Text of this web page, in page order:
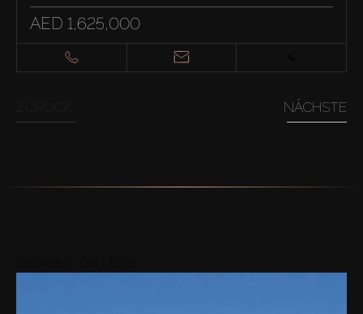
AED 1,625,000
NÄCHSTE